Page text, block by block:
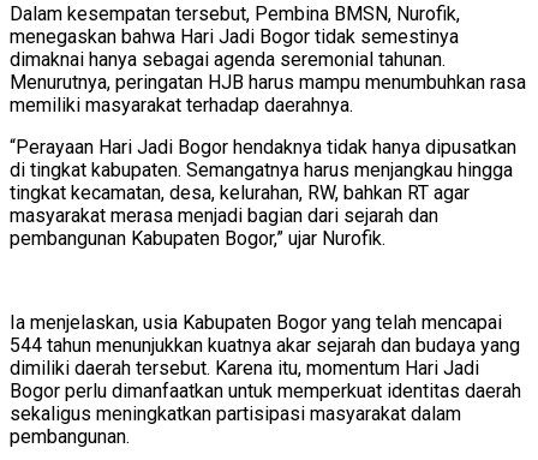
Dalam kesempatan tersebut, Pembina BMSN, Nurofik,
menegaskan bahwa Hari Jadi Bogor tidak semestinya
dimaknai hanya sebagai agenda seremonial tahunan.
Menurutnya, peringatan HJB harus mampu menumbuhkan rasa
memiliki masyarakat terhadap daerahnya.
“Perayaan Hari Jadi Bogor hendaknya tidak hanya dipusatkan
di tingkat kabupaten. Semangatnya harus menjangkau hingga
tingkat kecamatan, desa, kelurahan, RW, bahkan RT agar
masyarakat merasa menjadi bagian dari sejarah dan
pembangunan Kabupaten Bogor,” ujar Nurofik.
Ia menjelaskan, usia Kabupaten Bogor yang telah mencapai
544 tahun menunjukkan kuatnya akar sejarah dan budaya yang
dimiliki daerah tersebut. Karena itu, momentum Hari Jadi
Bogor perlu dimanfaatkan untuk memperkuat identitas daerah
sekaligus meningkatkan partisipasi masyarakat dalam
pembangunan.